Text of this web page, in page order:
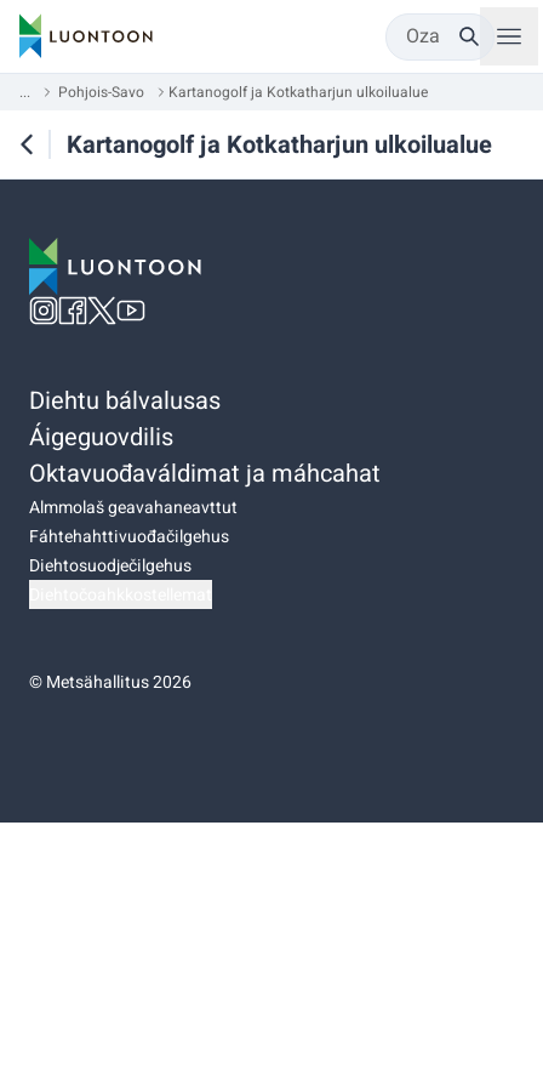
Oza
... Pohjois-Savo Kartanogolf ja Kotkatharjun ulkoilualue
Kartanogolf ja Kotkatharjun ulkoilualue
Diehtu bálvalusas
Áigeguovdilis
Oktavuođaváldimat ja máhcahat
Almmolaš geavahaneavttut
Fáhtehahttivuođačilgehus
Diehtosuodječilgehus
©Metsähallitus 2026